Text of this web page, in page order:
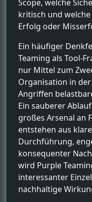
Scope, welche
kritisch und
Erfolg oder
Ein häufiger
Teaming als Tool-
nur Mittel zum
Organisation in
Angriffen
Ein sauberer
großes Arsenal an
entstehen aus
Durchführung,
konsequenter
wird Purple
interessanter
nachhaltige